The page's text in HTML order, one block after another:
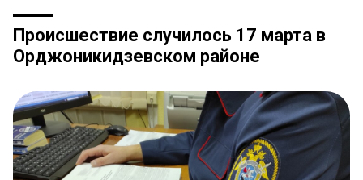
Происшествие случилось 17 марта в
Орджоникидзевском районе